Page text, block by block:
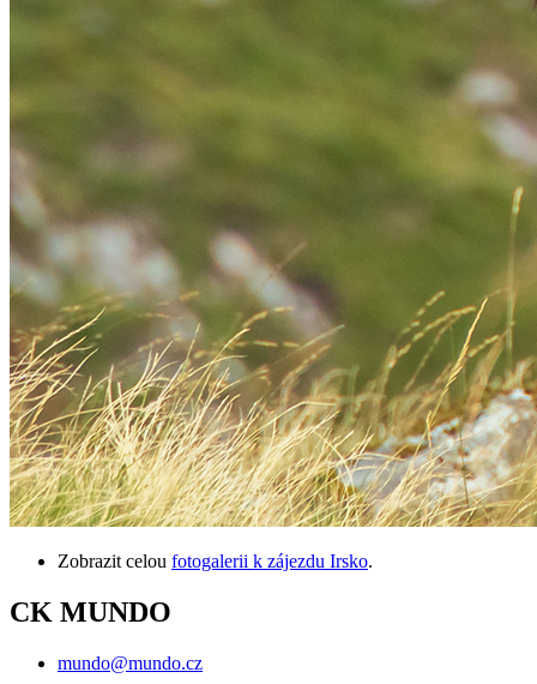
Zobrazit celou fotogalerii k zájezdu Irsko.
CK MUNDO
mundo@mundo.cz